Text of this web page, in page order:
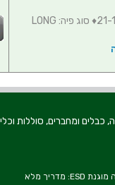
פיה לעמדת אוויר חם - SOP 16.0X7.2MM ♦ דגם: 21-10180♦ סוג פיה: LONG
רכיבים, ציוד בדיקה, כבלים
איך מקימים עמדת עבודה מוגנת ESD: מדריך מלא